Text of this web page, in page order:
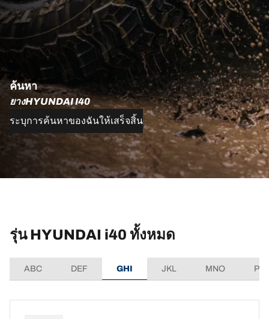
ค้นหา
ยางHYUNDAI I40
ระบุการค้นหาของฉันให้เสร็จสิ้น
รุ่น HYUNDAI i40 ทั้งหมด
ABC DEF GHI JKL MNO